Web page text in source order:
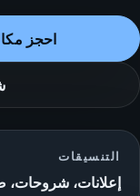
احجز
التنسيقات
إعلانات،